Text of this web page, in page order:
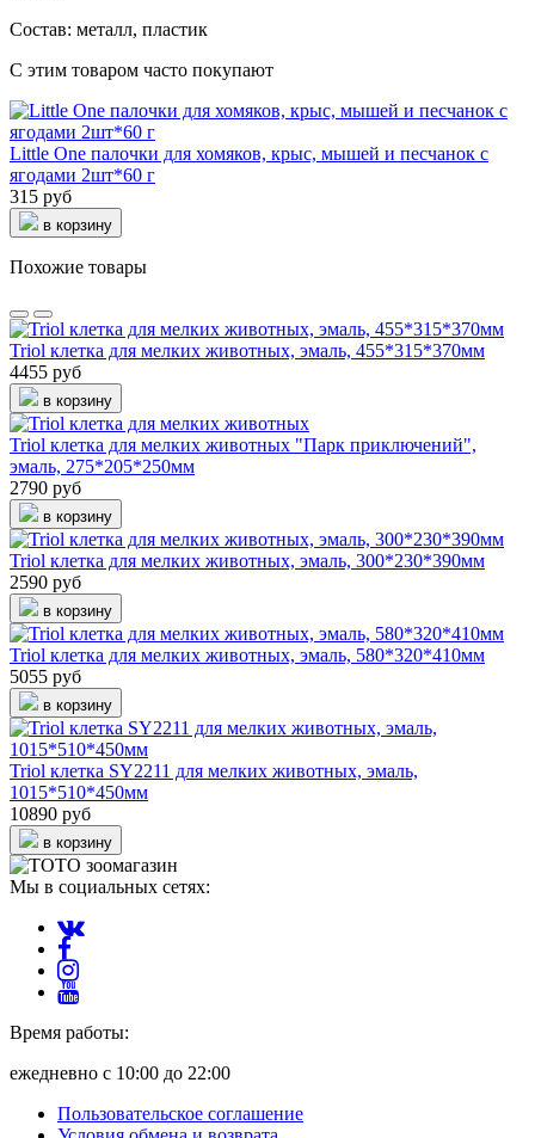
Состав: металл, пластик
С этим товаром часто покупают
Little One палочки для хомяков, крыс, мышей и песчанок с
ягодами 2шт*60 г
315 руб
в корзину
Похожие товары
Triol клетка для мелких животных, эмаль, 455*315*370мм
4455 руб
в корзину
Triol клетка для мелких животных "Парк приключений",
эмаль, 275*205*250мм
2790 руб
в корзину
Triol клетка для мелких животных, эмаль, 300*230*390мм
2590 руб
в корзину
Triol клетка для мелких животных, эмаль, 580*320*410мм
5055 руб
в корзину
Triol клетка SY2211 для мелких животных, эмаль,
1015*510*450мм
10890 руб
в корзину
Мы в социальных сетях:
Время работы:
ежедневно с 10:00 до 22:00
Пользовательское соглашение